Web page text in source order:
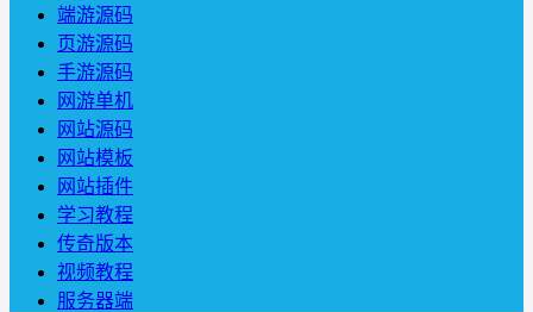
端游源码
页游源码
手游源码
网游单机
网站源码
网站模板
网站插件
学习教程
传奇版本
视频教程
服务器端